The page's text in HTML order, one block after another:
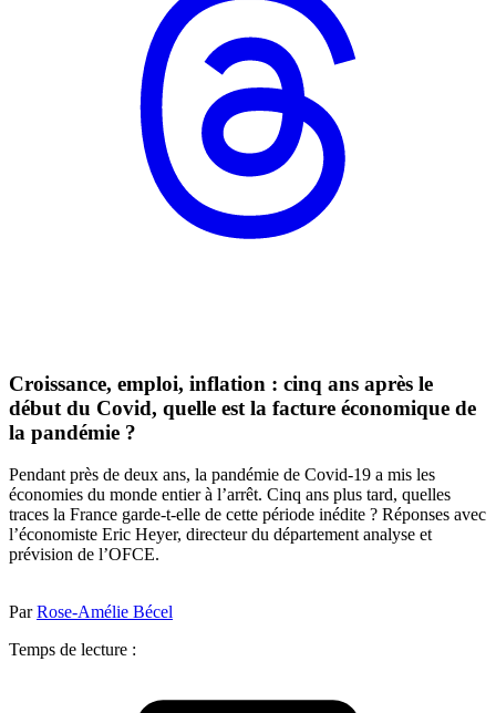
Croissance, emploi, inflation : cinq ans après le
début du Covid, quelle est la facture économique de
la pandémie ?
Pendant près de deux ans, la pandémie de Covid-19 a mis les
économies du monde entier à l’arrêt. Cinq ans plus tard, quelles
traces la France garde-t-elle de cette période inédite ? Réponses avec
l’économiste Eric Heyer, directeur du département analyse et
prévision de l’OFCE.
ParRose-Amélie Bécel
Temps de lecture :